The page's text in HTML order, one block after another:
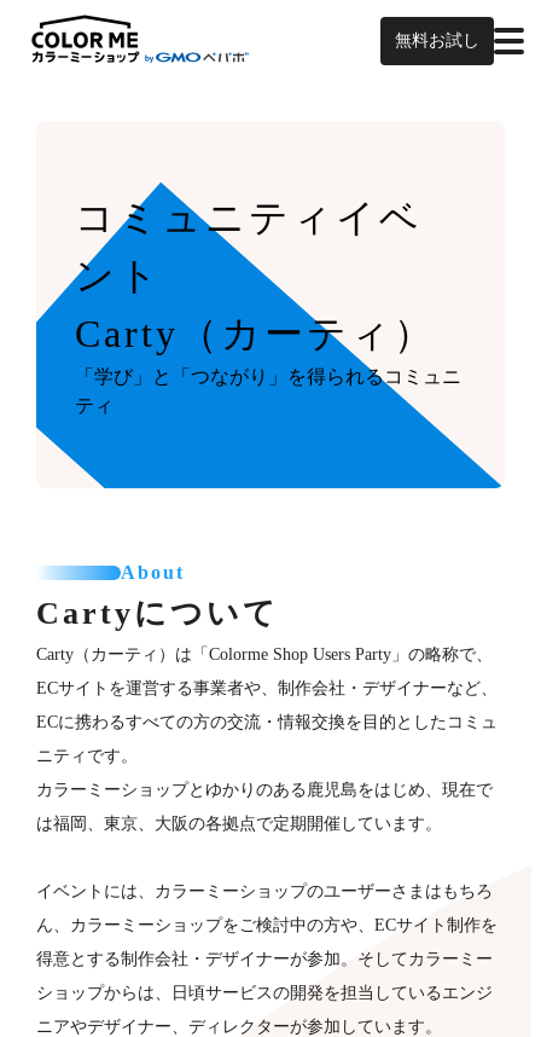
無料お試し
コミュニティイベ
ント
Carty（カーティ）
「学び」と「つながり」を得られるコミュニ
ティ
About
Cartyについて
Carty（カーティ）は「Colorme Shop Users Party」の略称で、
ECサイトを運営する事業者や、制作会社・デザイナーなど、
ECに携わるすべての方の交流・情報交換を目的としたコミュ
ニティです。
カラーミーショップとゆかりのある鹿児島をはじめ、現在で
は福岡、東京、大阪の各拠点で定期開催しています。
イベントには、カラーミーショップのユーザーさまはもちろ
ん、カラーミーショップをご検討中の方や、ECサイト制作を
得意とする制作会社・デザイナーが​参加。そしてカラーミー
ショップからは、日頃サービスの開発を担当しているエンジ
ニアやデザイナー、ディレクターが参加していま​す。